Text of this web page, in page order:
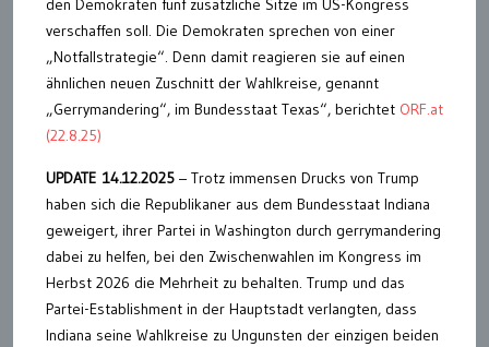
den Demokraten fünf zusätzliche Sitze im US-Kongress
verschaffen soll. Die Demokraten sprechen von einer
„Notfallstrategie“. Denn damit reagieren sie auf einen
ähnlichen neuen Zuschnitt der Wahlkreise, genannt
„Gerrymandering“, im Bundesstaat Texas“, berichtet ORF.at
(22.8.25)
UPDATE 14.12.2025 – Trotz immensen Drucks von Trump
haben sich die Republikaner aus dem Bundesstaat Indiana
geweigert, ihrer Partei in Washington durch gerrymandering
dabei zu helfen, bei den Zwischenwahlen im Kongress im
Herbst 2026 die Mehrheit zu behalten. Trump und das
Partei-Establishment in der Hauptstadt verlangten, dass
Indiana seine Wahlkreise zu Ungunsten der einzigen beiden